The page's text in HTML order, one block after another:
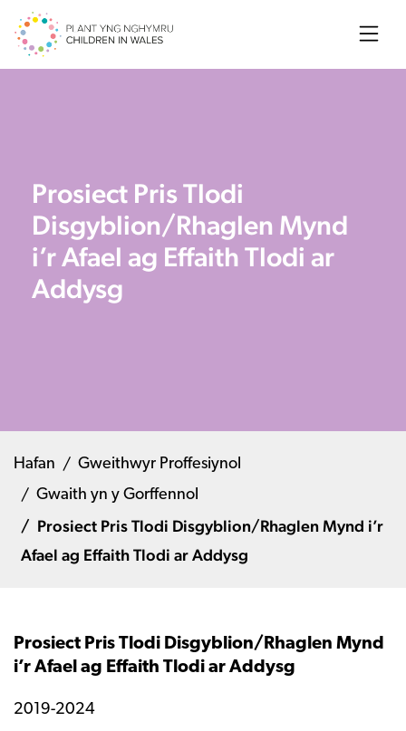
Search
Prosiect Pris Tlodi
Disgyblion/Rhaglen Mynd
i’r Afael ag Effaith Tlodi ar
Addysg
Hafan
Gweithwyr Proffesiynol
Gwaith yn y Gorffennol
Prosiect Pris Tlodi Disgyblion/Rhaglen Mynd i’r
Afael ag Effaith Tlodi ar Addysg
Prosiect Pris Tlodi Disgyblion/Rhaglen Mynd
i’r Afael ag Effaith Tlodi ar Addysg
2019-2024